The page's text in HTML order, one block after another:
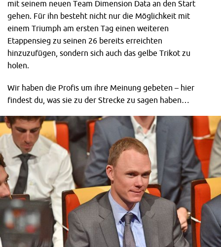
mit seinem neuen Team Dimension Data an den Start
gehen. Für ihn besteht nicht nur die Möglichkeit mit
einem Triumph am ersten Tag einen weiteren
Etappensieg zu seinen 26 bereits erreichten
hinzuzufügen, sondern sich auch das gelbe Trikot zu
holen.
Wir haben die Profis um ihre Meinung gebeten – hier
findest du, was sie zu der Strecke zu sagen haben…